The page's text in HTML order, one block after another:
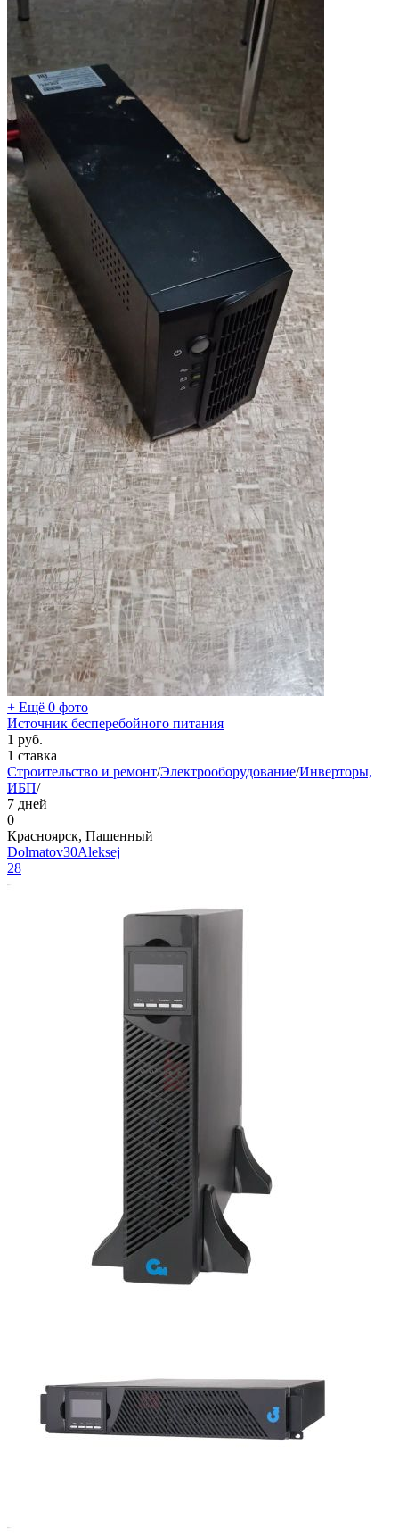
+ Ещё 0 фото
Источник бесперебойного питания
1 руб.
1 ставка
Строительство и ремонт/Электрооборудование/Инверторы,
ИБП/
7 дней
0
Красноярск, Пашенный
Dolmatov30Aleksej
28